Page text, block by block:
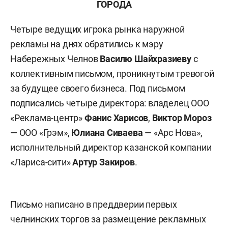
ГОРОДА
Четыре ведущих игрока рынка наружной
рекламы на днях обратились к мэру
Набережных ЧелновВасилю Шайхразиевус
коллективным письмом, проникнутым тревогой
за будущее своего бизнеса. Под письмом
подписались четыре директора: владелец ООО
«Реклама-центр»Фанис Харисов, Виктор Мороз
— ООО «Грэм», Юлиана Сиваева — «Арс Нова»,
исполнительный директор казанской компании
«Лариса-сити»Артур Закиров.
Письмо написано в преддверии первых
челнинских торгов за размещение рекламных